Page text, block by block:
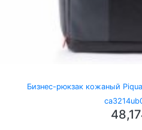
Бизнес-рюкзак кожаный